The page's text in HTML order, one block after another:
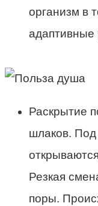
организм в
Раскрытие
шлаков.
Резкая
поры.